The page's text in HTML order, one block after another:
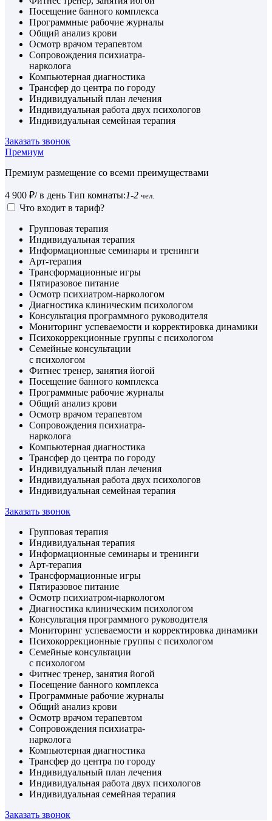
Посещение банного комплекса
Программные рабочие журналы
Общий анализ крови
Осмотр врачом терапевтом
Сопровождения психиатра-
нарколога
Компьютерная диагностика
Трансфер до центра по городу
Индивидуальный план лечения
Индивидуальная работа двух психологов
Индивидуальная семейная терапия
Заказать звонок
Премиум
Премиум размещение со всеми преимуществами
4 900 ₽/ в день Тип комнаты:1-2 чел.
Что входит в тариф?
Групповая терапия
Индивидуальная терапия
Информационные семинары и тренинги
Арт-терапия
Трансформационные игры
Пятиразовое питание
Осмотр психиатром-наркологом
Диагностика клиническим психологом
Консультация программного руководителя
Мониторинг успеваемости и корректировка динамики
Психокоррекционные группы с психологом
Семейные консультации
с психологом
Фитнес тренер, занятия йогой
Посещение банного комплекса
Программные рабочие журналы
Общий анализ крови
Осмотр врачом терапевтом
Сопровождения психиатра-
нарколога
Компьютерная диагностика
Трансфер до центра по городу
Индивидуальный план лечения
Индивидуальная работа двух психологов
Индивидуальная семейная терапия
Заказать звонок
Групповая терапия
Индивидуальная терапия
Информационные семинары и тренинги
Арт-терапия
Трансформационные игры
Пятиразовое питание
Осмотр психиатром-наркологом
Диагностика клиническим психологом
Консультация программного руководителя
Мониторинг успеваемости и корректировка динамики
Психокоррекционные группы с психологом
Семейные консультации
с психологом
Фитнес тренер, занятия йогой
Посещение банного комплекса
Программные рабочие журналы
Общий анализ крови
Осмотр врачом терапевтом
Сопровождения психиатра-
нарколога
Компьютерная диагностика
Трансфер до центра по городу
Индивидуальный план лечения
Индивидуальная работа двух психологов
Индивидуальная семейная терапия
Заказать звонок